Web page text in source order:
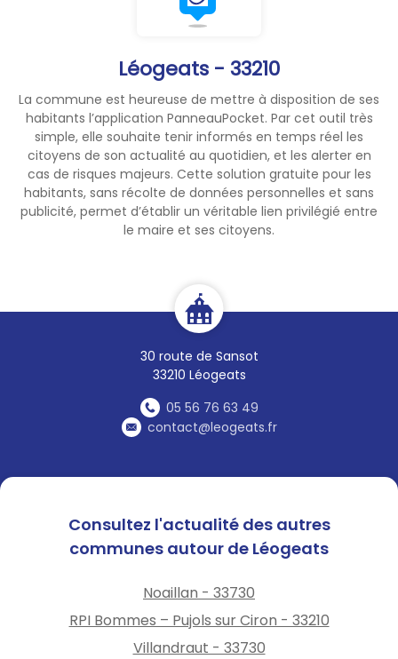
Léogeats - 33210
La commune est heureuse de mettre à disposition de ses
habitants l’application PanneauPocket. Par cet outil très
simple, elle souhaite tenir informés en temps réel les
citoyens de son actualité au quotidien, et les alerter en
cas de risques majeurs. Cette solution gratuite pour les
habitants, sans récolte de données personnelles et sans
publicité, permet d’établir un véritable lien privilégié entre
le maire et ses citoyens.
30 route de Sansot
33210 Léogeats
05 56 76 63 49
contact@leogeats.fr
solaire ne pourra se faire
adaptées.
🌿 Nous nous installerons
ensuite dans la prairie autour
de la salle des fêtes pour
profiter ensemble de ce
spectacle exceptionnel.
🥂 À l'issue de l'observation, la
municipalité aura le plaisir de
vous offrir le verre de l'amitié.
prolonger ce moment de
partage et de convivialité.
✨ Une première édition, un
phénomène rare, une belle
soirée d'été… Il ne manque
plus que vous !
Consultez l'actualité des autres
communes autour de Léogeats
Noaillan - 33730
RPI Bommes – Pujols sur Ciron - 33210
Villandraut - 33730